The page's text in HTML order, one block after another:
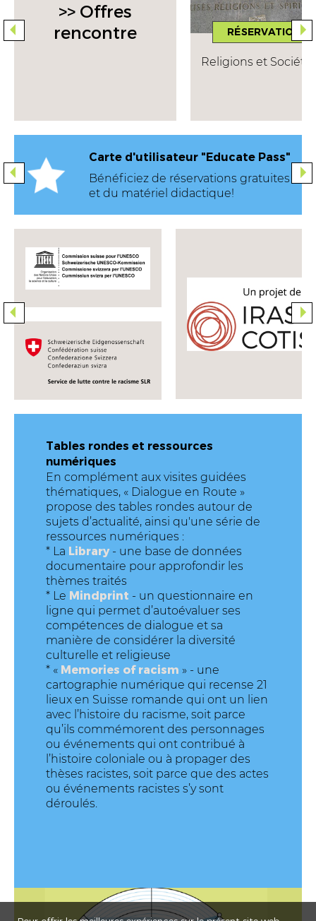
>> Offres
rencontre
RÉSERVATION
Religions et Société
educate Carte d'utilisateur "Educate Pass"
Bénéficiez de réservations gratuites
et du matériel didactique!
Tables rondes et ressources
numériques
En complément aux visites guidées
thématiques, « Dialogue en Route »
propose des tables rondes autour de
sujets d’actualité, ainsi qu'une série de
ressources numériques :
* La Library- une base de données
documentaire pour approfondir les
thèmes traités
* Le Mindprint - un questionnaire en
ligne qui permet d’autoévaluer ses
compétences de dialogue et sa
manière de considérer la diversité
culturelle et religieuse
* « Memories of racism » - une
cartographie numérique qui recense 21
lieux en Suisse romande qui ont un lien
avec l’histoire du racisme, soit parce
qu’ils commémorent des personnages
ou événements qui ont contribué à
l’histoire coloniale ou à propager des
thèses racistes, soit parce que des actes
ou événements racistes s’y sont
déroulés.